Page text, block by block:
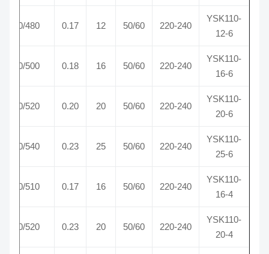
YSK110-
220-240
50/60
12
0.17
750/600/480
YSK110-
220-240
50/60
16
0.18
780/620/500
YSK110-
220-240
50/60
20
0.20
830/660/520
YSK110-
220-240
50/60
25
0.23
850/680/540
YSK110-
220-240
50/60
16
0.17
800/640/510
YSK110-
220-240
50/60
20
0.23
830/660/520